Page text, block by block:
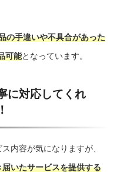
の手違いや不具合があった
可能となっています。
に対応してくれ
内容が気になりますが、
いたサービスを提供する